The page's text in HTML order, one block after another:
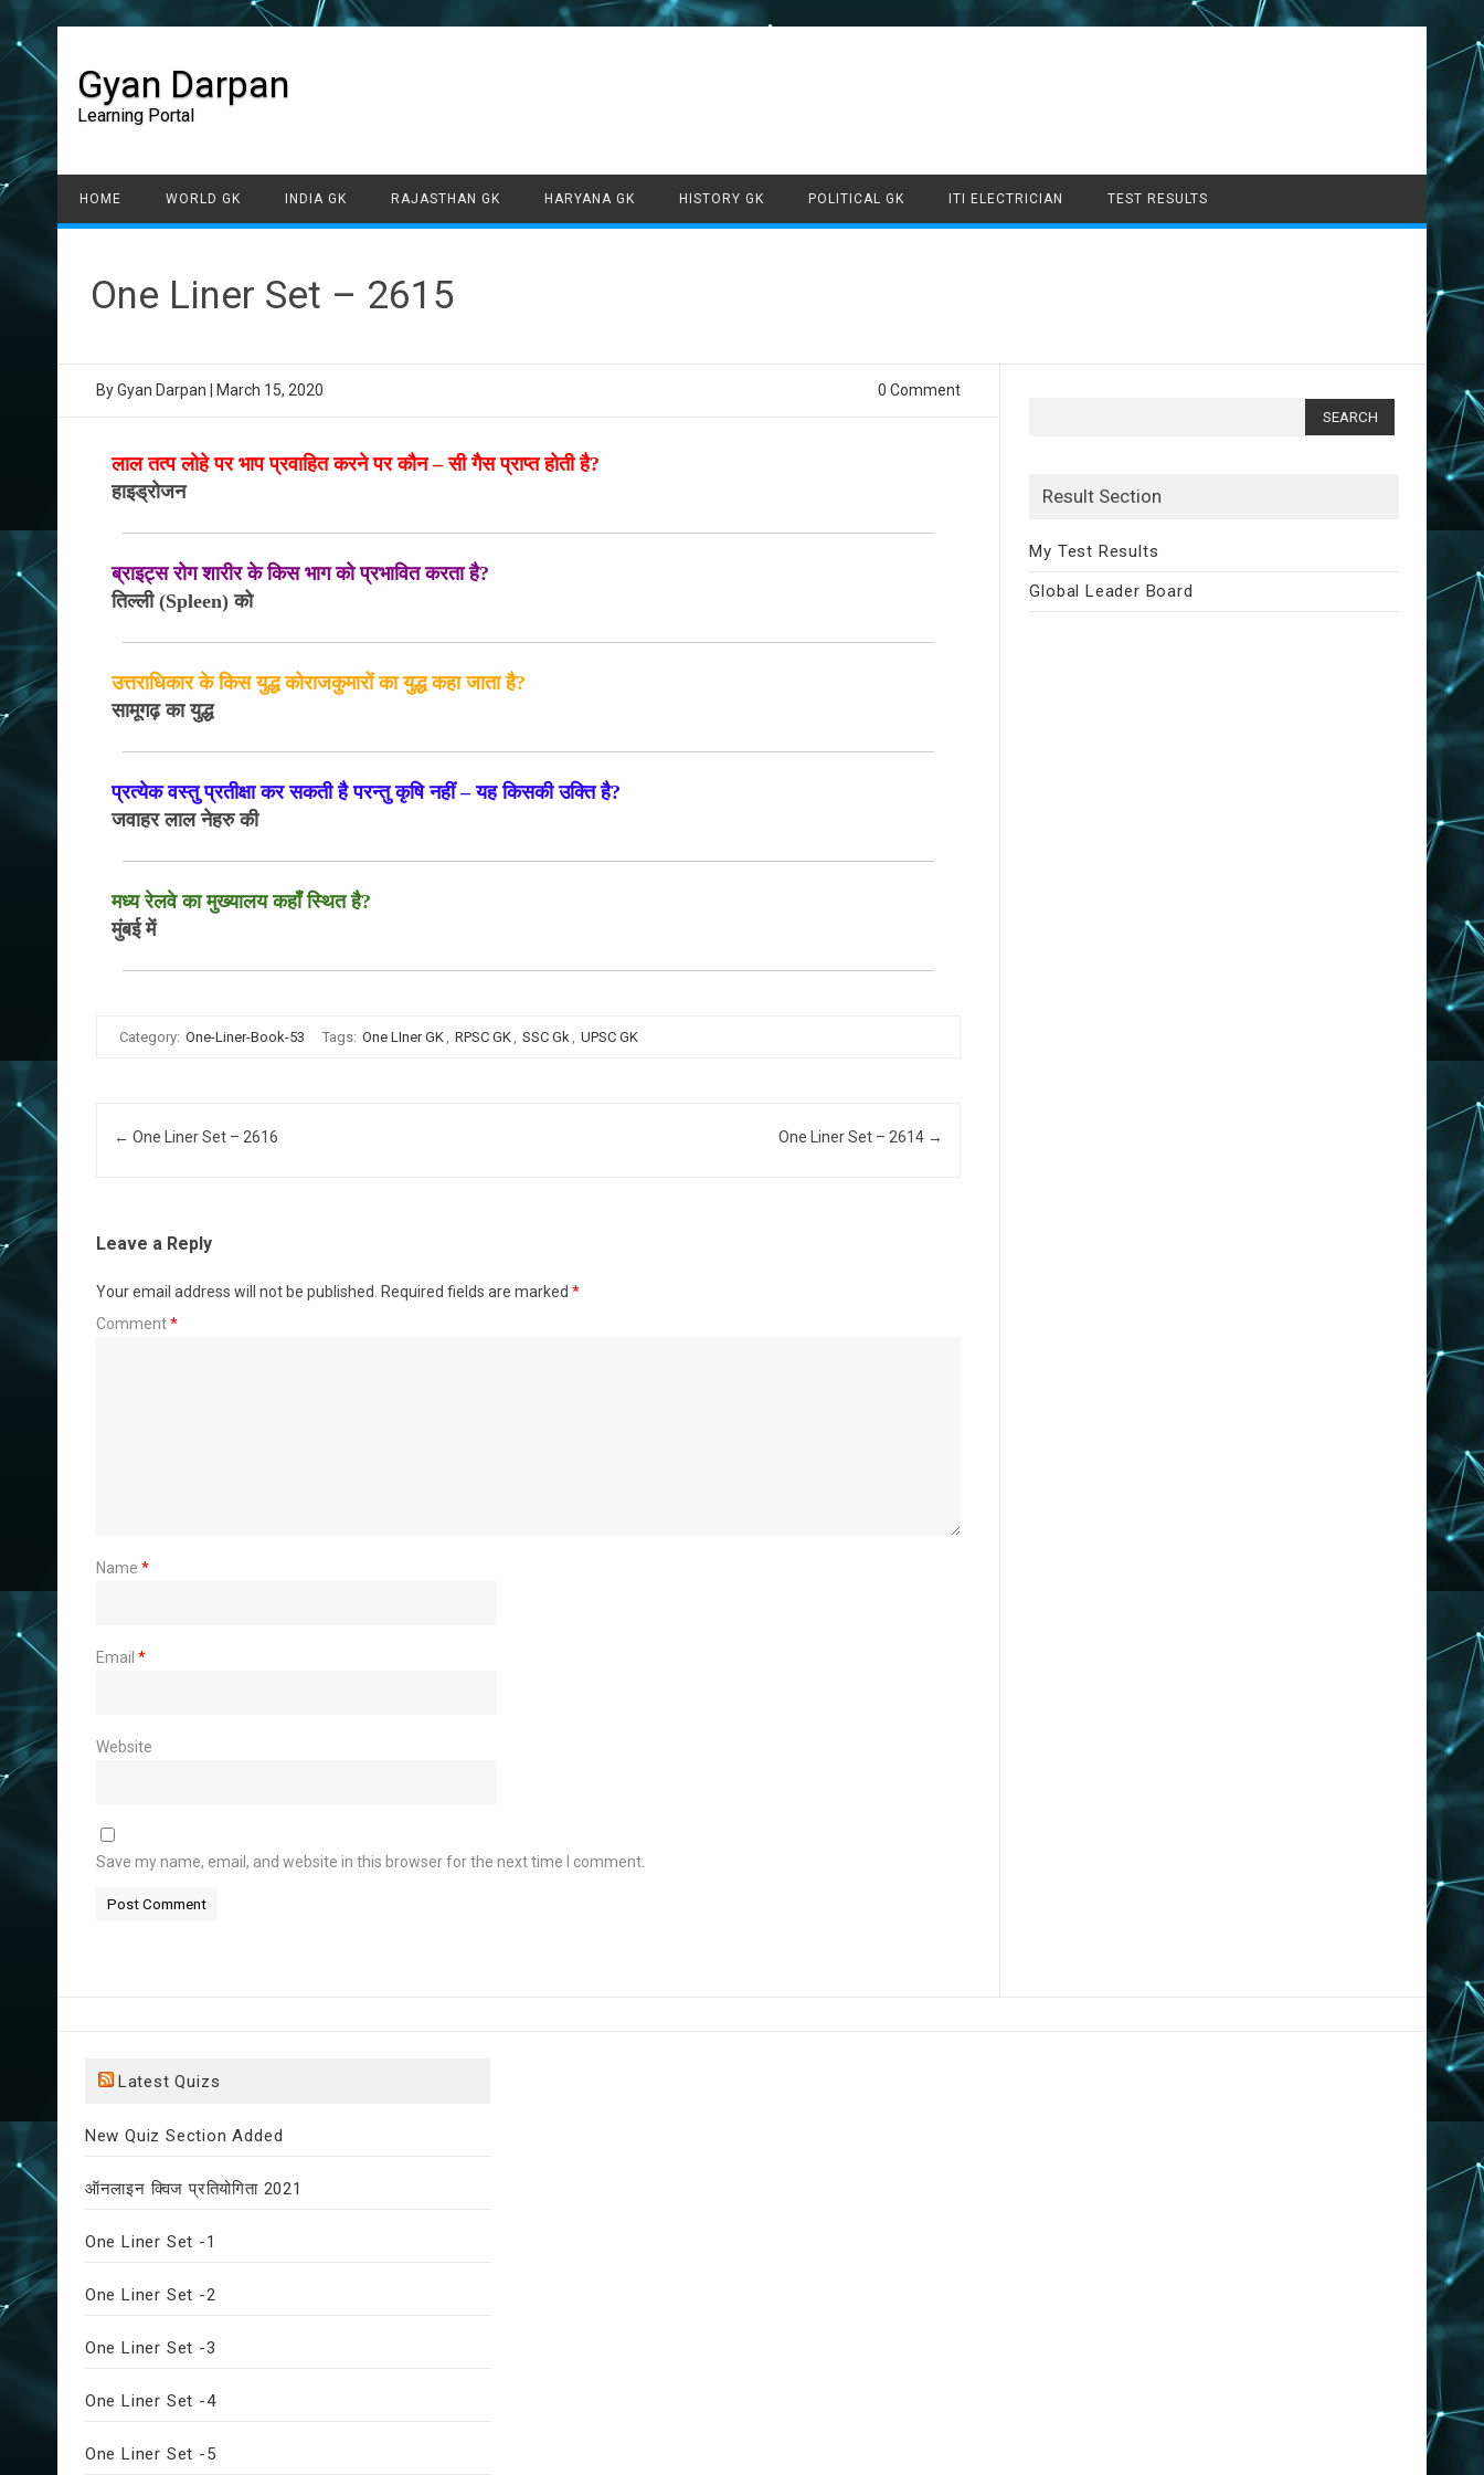
Gyan Darpan
Learning Portal
Skip to content
HOME WORLD GK INDIA GK RAJASTHAN GK HARYANA GK HISTORY GK POLITICAL GK ITI ELECTRICIAN TEST RESULTS
One Liner Set – 2615
ByGyan Darpan March 15, 2020 0 Comment
लाल तत्प लोहे पर भाप प्रवाहित करने पर कौन – सी गैस प्राप्त होती है?
हाइड्रोजन
ब्राइट्स रोग शारीर के किस भाग को प्रभावित करता है?
तिल्ली (Spleen) को
उत्तराधिकार के किस युद्ध कोराजकुमारों का युद्ध कहा जाता है?
सामूगढ़ का युद्ध
प्रत्येक वस्तु प्रतीक्षा कर सकती है परन्तु कृषि नहीं – यह किसकी उक्ति है?
जवाहर लाल नेहरु की
मध्य रेलवे का मुख्यालय कहाँ स्थित है?
मुंबई में
Category: One-Liner-Book-53 Tags: One LIner GK, RPSC GK, SSC Gk, UPSC GK
Post navigation
← One Liner Set – 2616 One Liner Set – 2614 →
Leave a Reply
Your email address will not be published. Required fields are marked *
Comment*
Name *
Email *
Website
Save my name, email, and website in this browser for the next time I comment.
Result Section
My Test Results
Global Leader Board
Latest Quizs
New Quiz Section Added
ऑनलाइन क्विज प्रतियोगिता 2021
One Liner Set -1
One Liner Set -2
One Liner Set -3
One Liner Set -4
One Liner Set -5